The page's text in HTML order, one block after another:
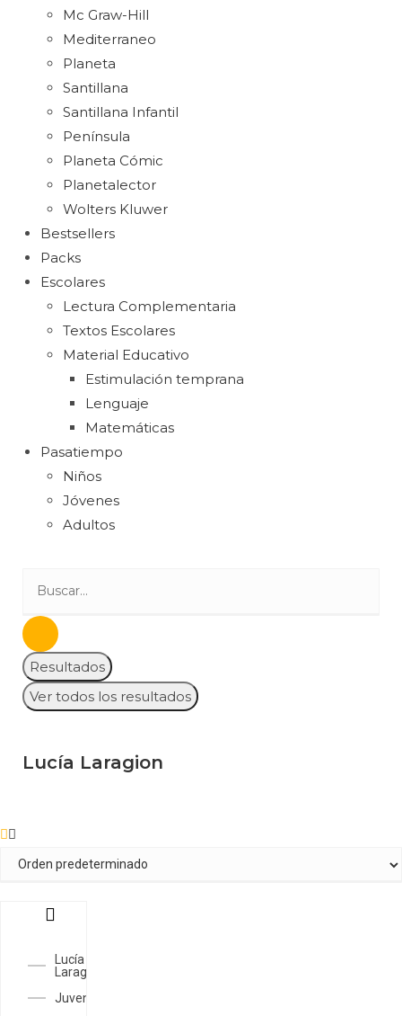
Mc Graw-Hill
Mediterraneo
Planeta
Santillana
Santillana Infantil
Península
Planeta Cómic
Planetalector
Wolters Kluwer
Bestsellers
Packs
Escolares
Lectura Complementaria
Textos Escolares
Material Educativo
Estimulación temprana
Lenguaje
Matemáticas
Pasatiempo
Niños
Jóvenes
Adultos
Resultados
Ver todos los resultados
Lucía Laragion
Lucía
Laragion
Juveniles